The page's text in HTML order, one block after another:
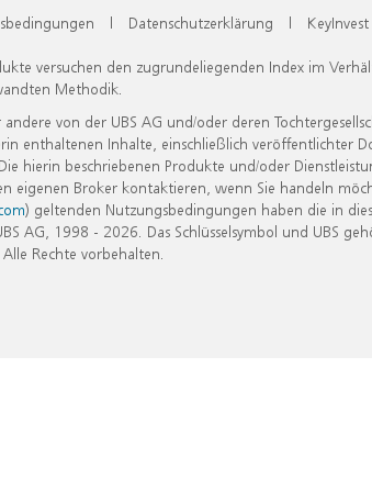
| Datenschutzerklärung |
versuchen den zugrundeliegenden Index im
Methodik.
von der UBS AG und/oder deren
enthaltenen Inhalte, einschließlich veröffentlichter
hierin beschriebenen Produkte und/oder
Broker kontaktieren, wenn Sie handeln
) geltenden Nutzungsbedingungen haben die in
AG, 1998 - 2026. Das Schlüsselsymbol und UBS
Rechte vorbehalten.